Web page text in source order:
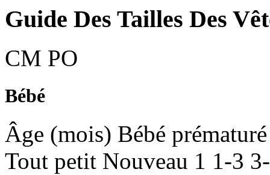
Guide Des Tailles Des
CM PO
Bébé
Âge (mois) Bébé prématuré
Tout petit Nouveau 1 1-3